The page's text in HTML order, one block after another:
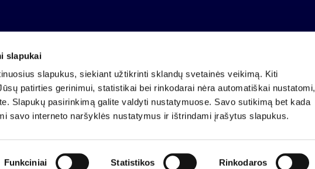
slapukai
slapukus, siekiant užtikrinti sklandų svetainės veikimą. Kiti
patirties gerinimui, statistikai bei rinkodarai nėra automatiškai nustatomi,
Slapukų pasirinkimą galite valdyti nustatymuose. Savo sutikimą bet kada
savo interneto naršyklės nustatymus ir ištrindami įrašytus slapukus.
Funkciniai Statistikos Rinkodaros
Įmonės kodas 121304349
PVM mokėtojo kodas LT213043414
Įregistruota VĮ Registrų centras
A.s. LT25 4010 0424 0124 2013